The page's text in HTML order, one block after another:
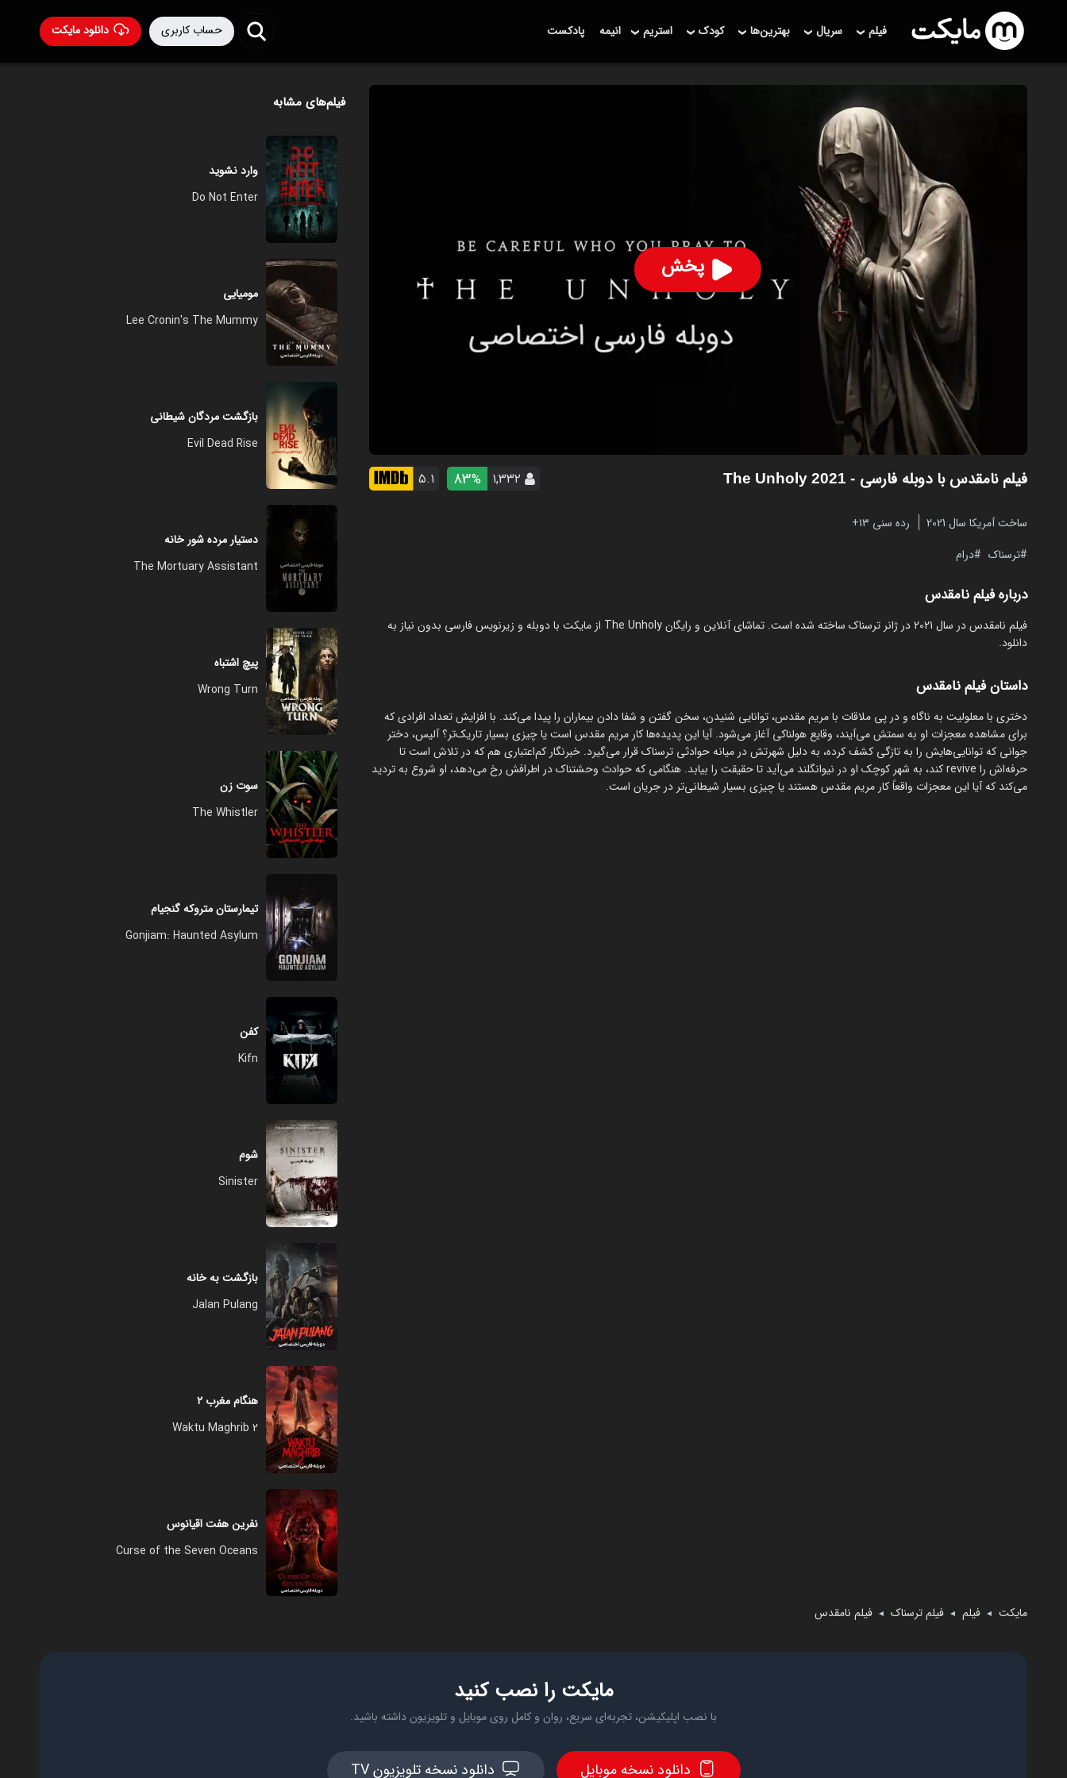
دانلود مایکت حساب کاربری فیلم سریال بهترین‌ها کودک استریم انیمه پادکست
پخش
فیلم نامقدس با دوبله فارسی - The Unholy 2021 ۱,۳۳۲ 83% ۵.۱
ساخت آمریکا سال 2021
رده سنی ۱۳+
ترسناک
درام
درباره فیلم نامقدس
فیلم نامقدس در سال 2021 در ژانر ترسناک ساخته شده است. تماشای آنلاین و رایگان The Unholy از مایکت با دوبله و زیرنویس فارسی بدون نیاز به
دانلود.
داستان فیلم نامقدس
دختری با معلولیت به ناگاه و در پی ملاقات با مریم مقدس، توانایی شنیدن، سخن گفتن و شفا دادن بیماران را پیدا می‌کند. با افزایش تعداد افرادی که
برای مشاهده معجزات او به سمتش می‌آیند، وقایع هولناکی آغاز می‌شود. آیا این پدید‌ه‌ها کار مریم مقدس است یا چیزی بسیار تاریک‌تر؟ آلیس، دختر
جوانی که توانایی‌هایش را به تازگی کشف کرده، به دلیل شهرتش در میانه حوادثی ترسناک قرار می‌گیرد. خبرنگار کم‌اعتباری هم که در تلاش است تا
حرفه‌اش را revive کند، به شهر کوچک او در نیوانگلند می‌آید تا حقیقت را بیابد. هنگامی که حوادث وحشتناک در اطرافش رخ می‌دهد، او شروع به تردید
می‌کند که آیا این معجزات واقعاً کار مریم مقدس هستند یا چیزی بسیار شیطانی‌تر در جریان است.
مایکت ◄ فیلم ◄ فیلم ترسناک ◄ فیلم نامقدس
فیلم‌های مشابه
وارد نشوید
Do Not Enter
مومیایی
Lee Cronin's The Mummy
بازگشت مردگان شیطانی
Evil Dead Rise
دستیار مرده شور خانه
The Mortuary Assistant
پیچ اشتباه
Wrong Turn
سوت زن
The Whistler
تیمارستان متروکه گنجیام
Gonjiam: Haunted Asylum
کفن
Kifn
شوم
Sinister
بازگشت به خانه
Jalan Pulang
هنگام مغرب ۲
Waktu Maghrib 2
نفرین هفت اقیانوس
Curse of the Seven Oceans
مایکت را نصب کنید
با نصب اپلیکیشن، تجربه‌ای سریع، روان و کامل روی موبایل و تلویزیون داشته باشید.
دانلود نسخه موبایل دانلود نسخه تلویزیون TV